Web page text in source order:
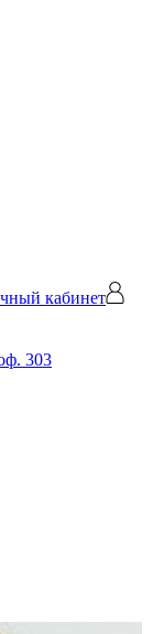
кабинет
303